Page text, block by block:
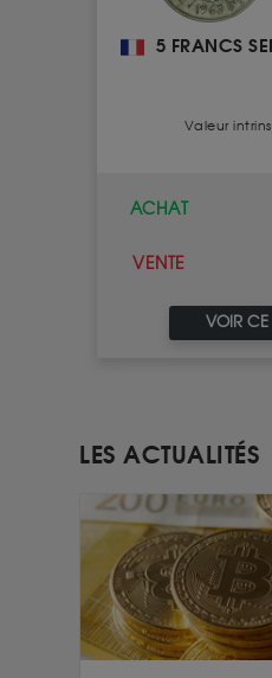
5 FRANCS
Valeur
ACHAT
VENTE
VOIR CE
LES ACTUALITÉS